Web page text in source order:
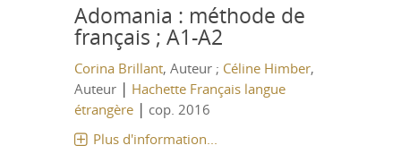
Adomania : méthode de
français ; A1-A2
Corina Brillant, Auteur ; Céline Himber,
Auteur | Hachette Français langue
étrangère| cop. 2016
Plus d'information...